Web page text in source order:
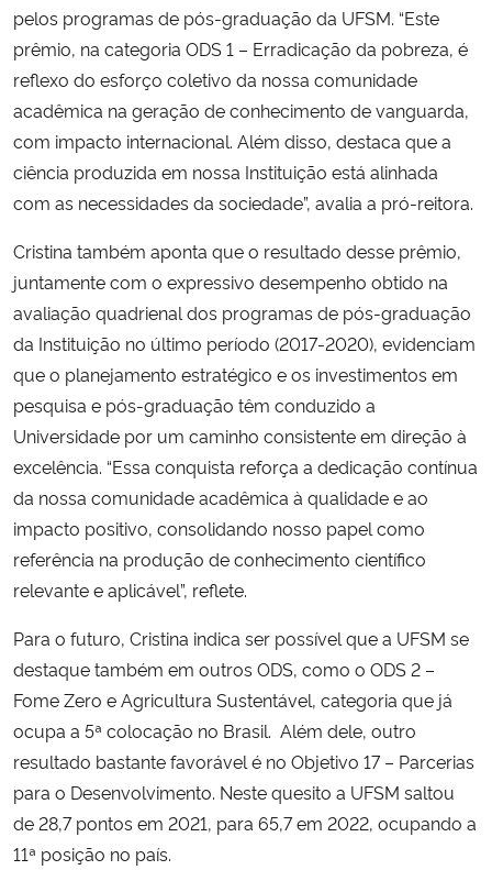
pelos programas de pós-graduação da UFSM. “Este
prêmio, na categoria ODS 1 – Erradicação da pobreza, é
reflexo do esforço coletivo da nossa comunidade
acadêmica na geração de conhecimento de vanguarda,
com impacto internacional. Além disso, destaca que a
ciência produzida em nossa Instituição está alinhada
com as necessidades da sociedade”, avalia a pró-reitora.
Cristina também aponta que o resultado desse prêmio,
juntamente com o expressivo desempenho obtido na
avaliação quadrienal dos programas de pós-graduação
da Instituição no último período (2017-2020), evidenciam
que o planejamento estratégico e os investimentos em
pesquisa e pós-graduação têm conduzido a
Universidade por um caminho consistente em direção à
excelência. “Essa conquista reforça a dedicação contínua
da nossa comunidade acadêmica à qualidade e ao
impacto positivo, consolidando nosso papel como
referência na produção de conhecimento científico
relevante e aplicável”, reflete.
Para o futuro, Cristina indica ser possível que a UFSM se
destaque também em outros ODS, como o ODS 2 –
Fome Zero e Agricultura Sustentável, categoria que já
ocupa a 5ª colocação no Brasil. Além dele, outro
resultado bastante favorável é no Objetivo 17 – Parcerias
para o Desenvolvimento. Neste quesito a UFSM saltou
de 28,7 pontos em 2021, para 65,7 em 2022, ocupando a
11ª posição no país.